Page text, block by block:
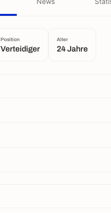
Position
Verteidiger
Alter
24 Jahre